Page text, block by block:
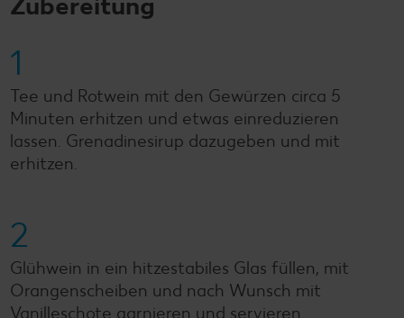
1
Tee und Rotwein mit den Gewürzen circa 5
Minuten erhitzen und etwas einreduzieren
lassen. Grenadinesirup dazugeben und mit
erhitzen.
2
Glühwein in ein hitzestabiles Glas füllen, mit
Orangenscheiben und nach Wunsch mit
Vanilleschote garnieren und servieren.